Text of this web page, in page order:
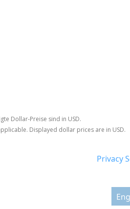
Dollar-Preise sind in USD.
Displayed dollar prices are in USD.
Privacy